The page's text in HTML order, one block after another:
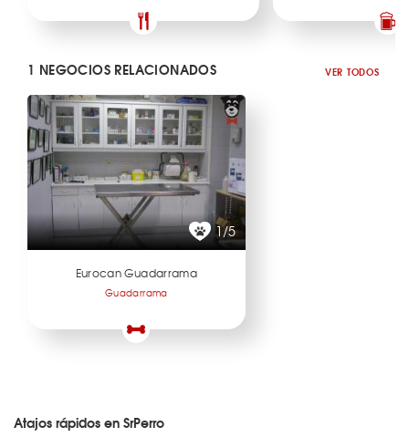
1 NEGOCIOS RELACIONADOS VER TODOS
1/5
Eurocan Guadarrama
Guadarrama
Atajos rápidos en SrPerro